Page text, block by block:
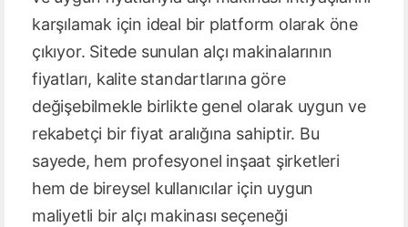
karşılamak için ideal bir platform olarak öne
çıkıyor. Sitede sunulan alçı makinalarının
fiyatları, kalite standartlarına göre
değişebilmekle birlikte genel olarak uygun ve
rekabetçi bir fiyat aralığına sahiptir. Bu
sayede, hem profesyonel inşaat şirketleri
hem de bireysel kullanıcılar için uygun
maliyetli bir alçı makinası seçeneği